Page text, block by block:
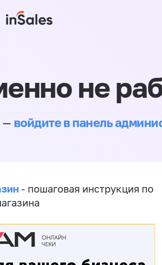
не
— войдите в панель
- пошаговая инструкция по